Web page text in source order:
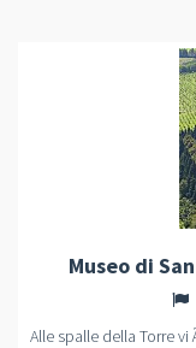
Museo di
Alle spalle della Torre